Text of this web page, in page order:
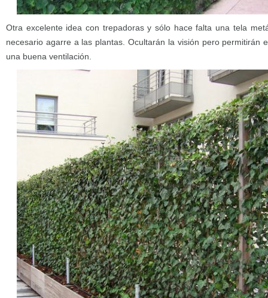
Otra excelente idea con trepadoras y sólo hace falta una tela
necesario agarre a las plantas. Ocultarán la visión pero permitirán
una buena ventilación.